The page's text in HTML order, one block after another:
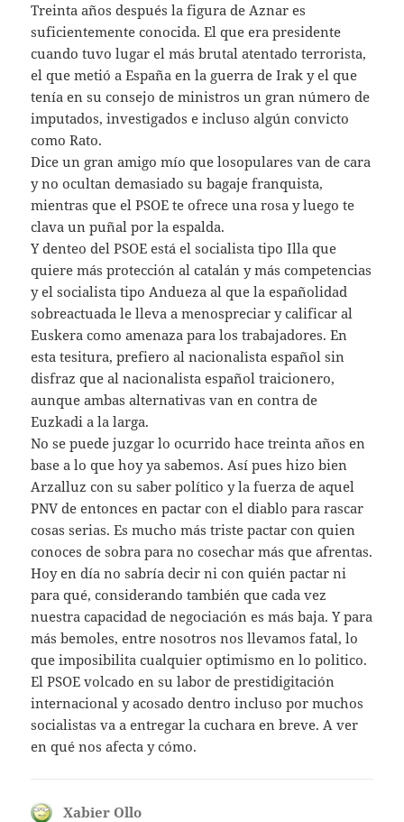
Treinta años después la figura de Aznar es
suficientemente conocida. El que era presidente
cuando tuvo lugar el más brutal atentado terrorista,
el que metió a España en la guerra de Irak y el que
tenía en su consejo de ministros un gran número de
imputados, investigados e incluso algún convicto
como Rato.
Dice un gran amigo mío que losopulares van de cara
y no ocultan demasiado su bagaje franquista,
mientras que el PSOE te ofrece una rosa y luego te
clava un puñal por la espalda.
Y denteo del PSOE está el socialista tipo Illa que
quiere más protección al catalán y más competencias
y el socialista tipo Andueza al que la españolidad
sobreactuada le lleva a menospreciar y calificar al
Euskera como amenaza para los trabajadores. En
esta tesitura, prefiero al nacionalista español sin
disfraz que al nacionalista español traicionero,
aunque ambas alternativas van en contra de
Euzkadi a la larga.
No se puede juzgar lo ocurrido hace treinta años en
base a lo que hoy ya sabemos. Así pues hizo bien
Arzalluz con su saber político y la fuerza de aquel
PNV de entonces en pactar con el diablo para rascar
cosas serias. Es mucho más triste pactar con quien
conoces de sobra para no cosechar más que afrentas.
Hoy en día no sabría decir ni con quién pactar ni
para qué, considerando también que cada vez
nuestra capacidad de negociación es más baja. Y para
más bemoles, entre nosotros nos llevamos fatal, lo
que imposibilita cualquier optimismo en lo politico.
El PSOE volcado en su labor de prestidigitación
internacional y acosado dentro incluso por muchos
socialistas va a entregar la cuchara en breve. A ver
en qué nos afecta y cómo.
Xabier Ollo